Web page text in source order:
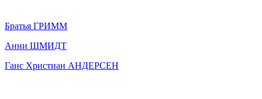
Братья ГРИММ
Анни ШМИДТ
Ганс Христиан АНДЕРСЕН